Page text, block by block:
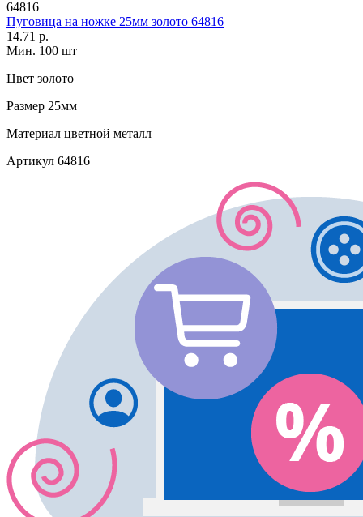
64816
Пуговица на ножке 25мм золото 64816
14.71 р.
Мин. 100 шт
Цвет золото
Размер 25мм
Материал цветной металл
Артикул 64816